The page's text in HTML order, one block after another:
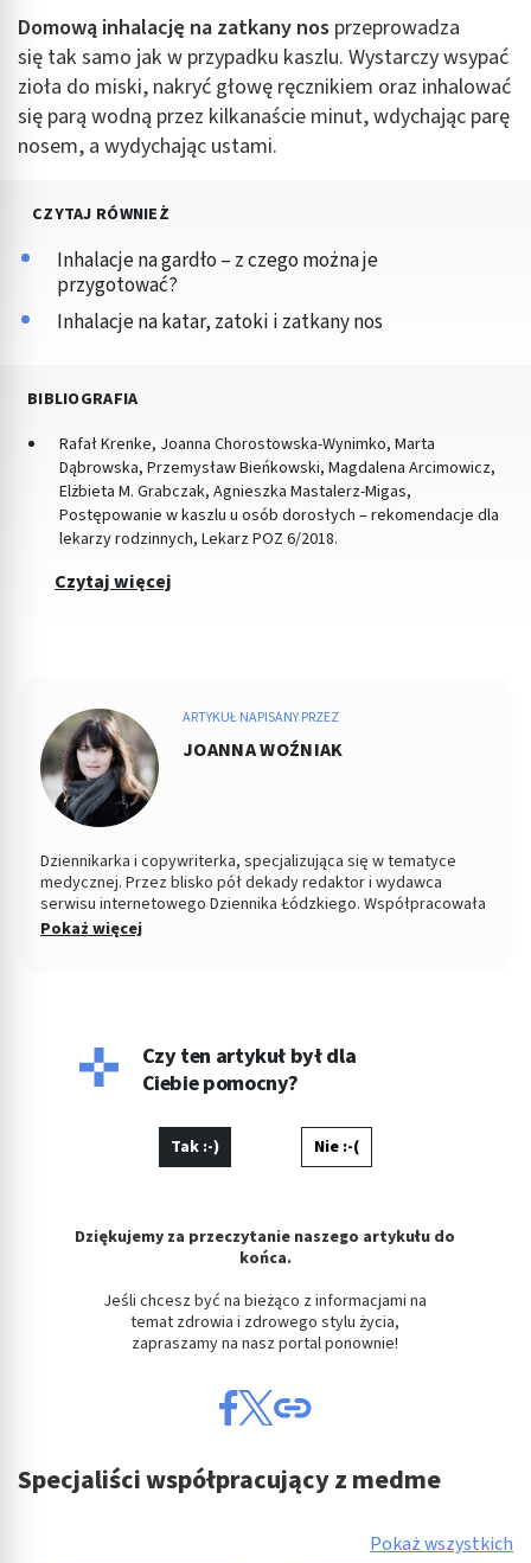
Domową inhalację na zatkany nos przeprowadza
się tak samo jak w przypadku kaszlu. Wystarczy wsypać
zioła do miski, nakryć głowę ręcznikiem oraz inhalować
się parą wodną przez kilkanaście minut, wdychając parę
nosem, a wydychając ustami.
CZYTAJ RÓWNIEŻ
Inhalacje na gardło – z czego można je
przygotować?
Inhalacje na katar, zatoki i zatkany nos
BIBLIOGRAFIA
Rafał Krenke, Joanna Chorostowska-Wynimko, Marta
Dąbrowska, Przemysław Bieńkowski, Magdalena Arcimowicz,
Elżbieta M. Grabczak, Agnieszka Mastalerz-Migas,
Postępowanie w kaszlu u osób dorosłych – rekomendacje dla
lekarzy rodzinnych, Lekarz POZ 6/2018.
Czytaj więcej
ARTYKUŁ NAPISANY PRZEZ
JOANNA WOŹNIAK
Dziennikarka i copywriterka, specjalizująca się w tematyce
medycznej. Przez blisko pół dekady redaktor i wydawca
serwisu internetowego Dziennika Łódzkiego. Współpracowała
z łódzkim ośrodkiem TVP. Absolwentka Filozofii oraz
Pokaż więcej
Czy ten artykuł był dla
Ciebie pomocny?
Tak :-) Nie :-(
Dziękujemy za przeczytanie naszego artykułu do
końca.
Jeśli chcesz być na bieżąco z informacjami na
temat zdrowia i zdrowego stylu życia,
zapraszamy na nasz portal ponownie!
Specjaliści współpracujący z medme
Pokaż wszystkich